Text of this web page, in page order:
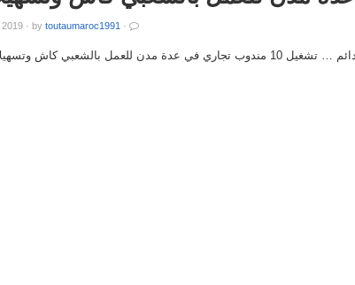
2019 · by toutaumaroc1991 ·